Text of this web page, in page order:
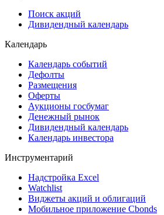
Поиск акций
Дивидендный календарь
Календарь
Календарь событий
Дефолты
Размещения
Оферты
Аукционы госбумаг
Денежный рынок
Дивидендный календарь
Календарь инвестора
Инструментарий
Надстройка Excel
Watchlist
Виджеты акций и облигаций
Мобильное приложение Cbonds